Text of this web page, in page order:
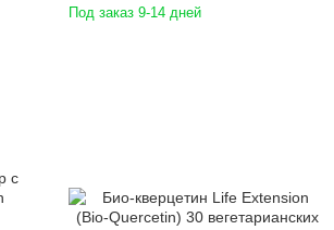
Под заказ 9-14 дней